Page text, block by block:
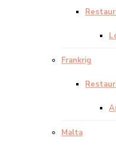
Frankrig
Malta